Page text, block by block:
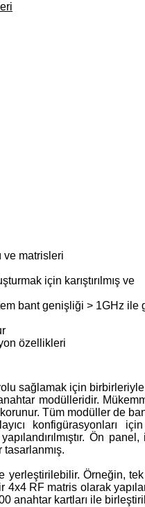
ve matrisleri
için karıştırılmış ve
bant genişliği > 1GHz ile
özellikleri
sağlamak için
modülleridir.
Tüm modüller de
konfigürasyonları
Ön
yerleştirilebilir. Örneğin,
RF matris olarak
anahtar kartları ile